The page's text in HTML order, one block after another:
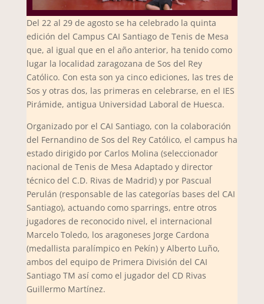
Del 22 al 29 de agosto se ha celebrado la quinta
edición del Campus CAI Santiago de Tenis de Mesa
que, al igual que en el año anterior, ha tenido como
lugar la localidad zaragozana de Sos del Rey
Católico. Con esta son ya cinco ediciones, las tres de
Sos y otras dos, las primeras en celebrarse, en el IES
Pirámide, antigua Universidad Laboral de Huesca.
Organizado por el CAI Santiago, con la colaboración
del Fernandino de Sos del Rey Católico, el campus ha
estado dirigido por Carlos Molina (seleccionador
nacional de Tenis de Mesa Adaptado y director
técnico del C.D. Rivas de Madrid) y por Pascual
Perulán (responsable de las categorías bases del CAI
Santiago), actuando como sparrings, entre otros
jugadores de reconocido nivel, el internacional
Marcelo Toledo, los aragoneses Jorge Cardona
(medallista paralímpico en Pekín) y Alberto Luño,
ambos del equipo de Primera División del CAI
Santiago TM así como el jugador del CD Rivas
Guillermo Martínez.